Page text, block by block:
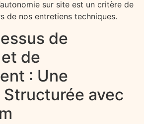
sur site est un critère de
de nos entretiens techniques.
de
de
: Une
avec